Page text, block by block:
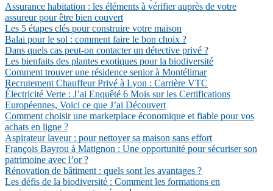
Assurance habitation : les éléments à vérifier auprès de votre
assureur pour être bien couvert
Les 5 étapes clés pour construire votre maison
Balai pour le sol : comment faire le bon choix ?
Dans quels cas peut-on contacter un détective privé ?
Les bienfaits des plantes exotiques pour la biodiversité
Comment trouver une résidence senior à Montélimar
Recrutement Chauffeur Privé à Lyon : Carrière VTC
Électricité Verte : J’ai Enquêté 6 Mois sur les Certifications
Européennes, Voici ce que J’ai Découvert
Comment choisir une marketplace économique et fiable pour vos
achats en ligne ?
Aspirateur laveur : pour nettoyer sa maison sans effort
François Bayrou à Matignon : Une opportunité pour sécuriser son
patrimoine avec l’or ?
Rénovation de bâtiment : quels sont les avantages ?
Les défis de la biodiversité : Comment les formations en